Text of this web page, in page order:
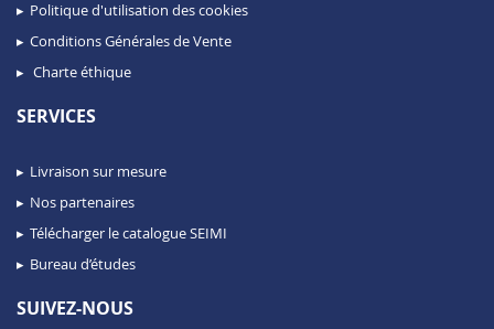
Politique d'utilisation des cookies
Conditions Générales de Vente
Charte éthique
SERVICES
Livraison sur mesure
Nos partenaires
Télécharger le catalogue SEIMI
Bureau d’études
SUIVEZ-NOUS